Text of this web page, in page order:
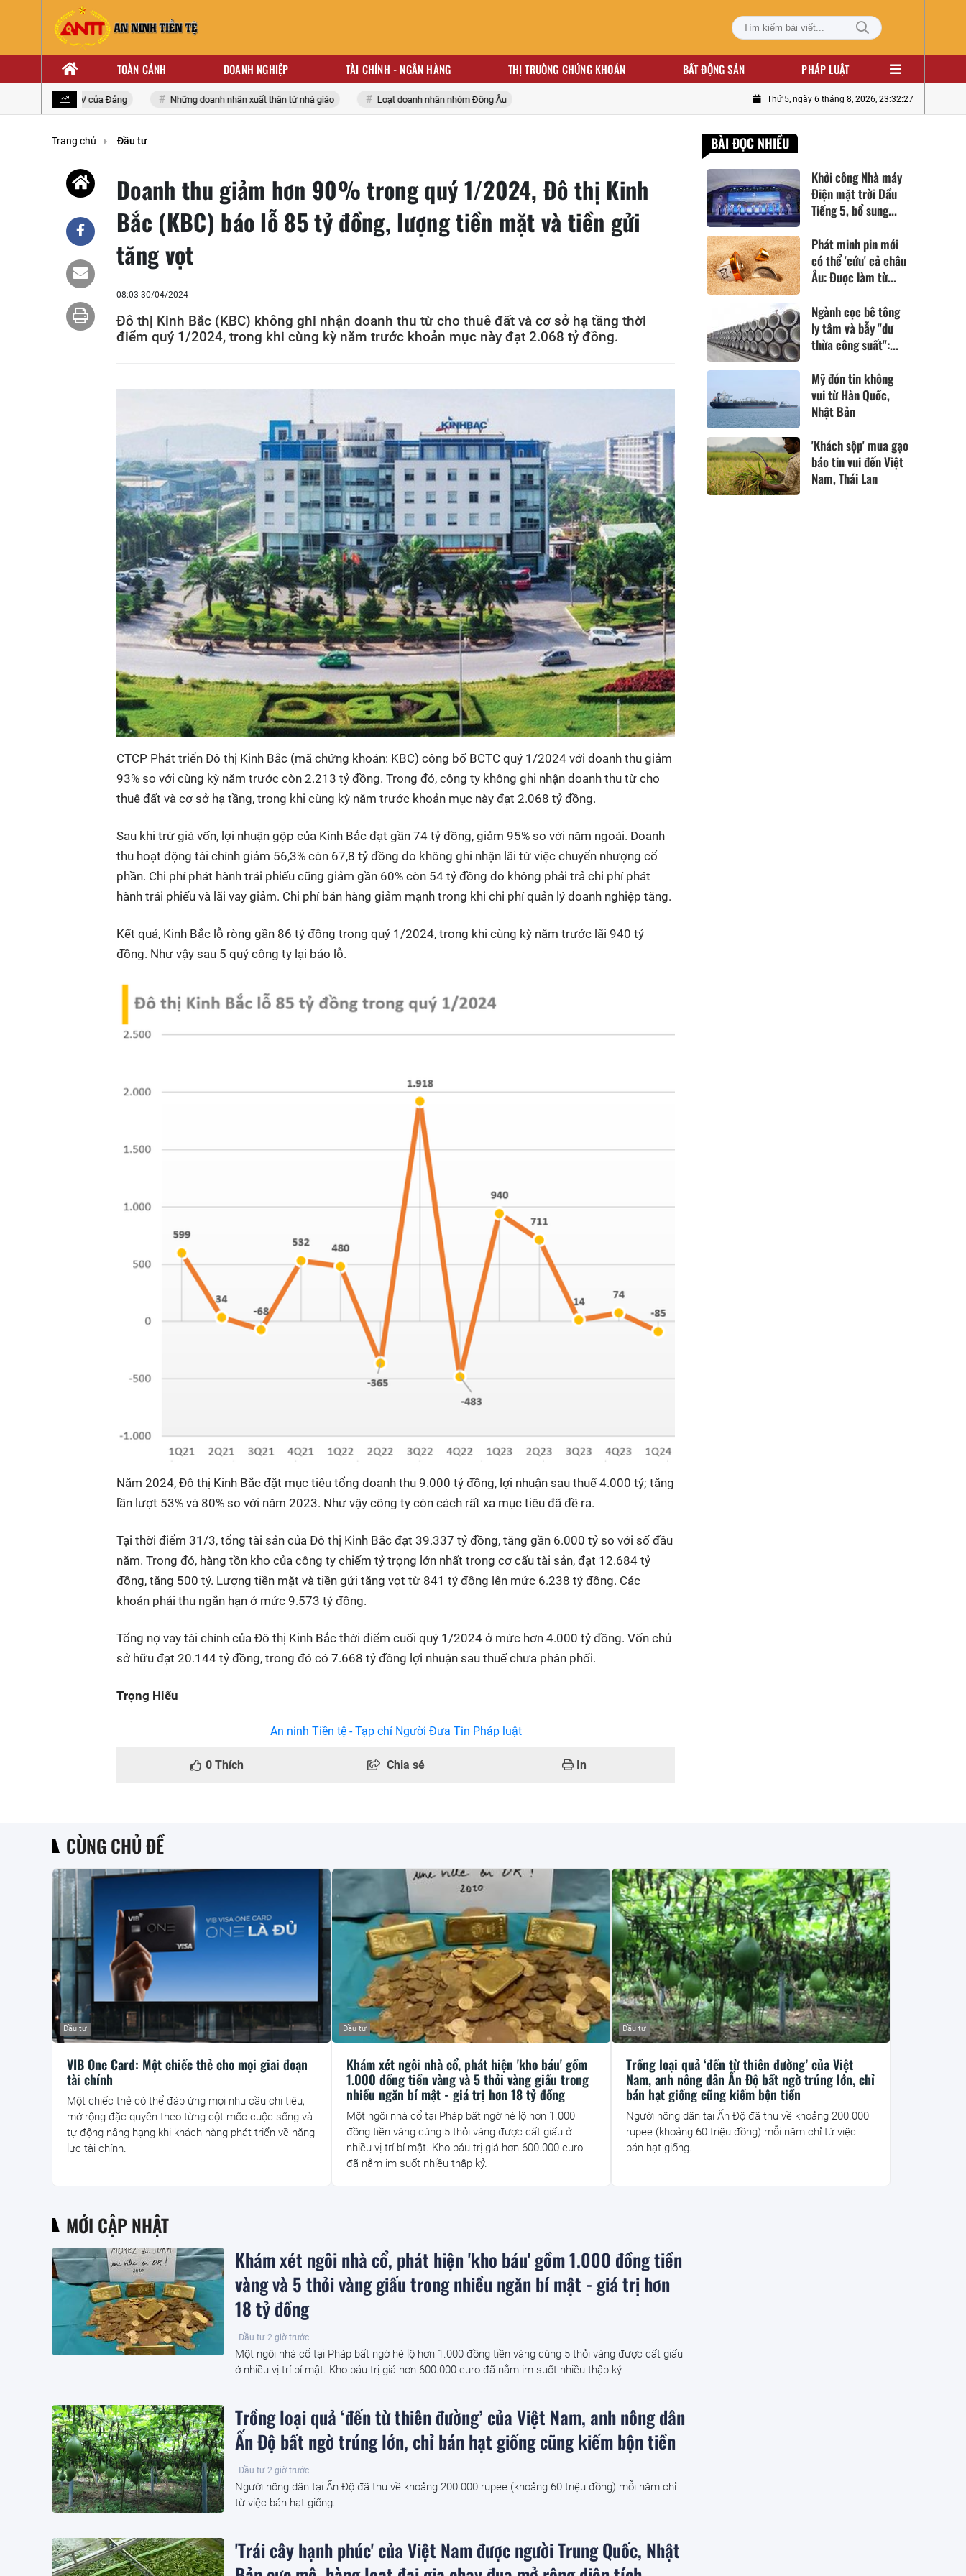
TOÀN CẢNH DOANH NGHIỆP TÀI CHÍNH - NGÂN HÀNG THỊ TRƯỜNG CHỨNG KHOÁN BẤT ĐỘNG SẢN PHÁP LUẬT
lần thứ XIV của Đảng Những doanh nhân xuất thân từ nhà giáo Loạt doanh nhân nhóm Đông Âu Thứ 5, ngày 6 tháng 8, 2026, 23:32:28
Trang chủ Đầu tư
Doanh thu giảm hơn 90% trong quý 1/2024, Đô thị Kinh
Bắc (KBC) báo lỗ 85 tỷ đồng, lượng tiền mặt và tiền gửi
tăng vọt
08:03 30/04/2024
Đô thị Kinh Bắc (KBC) không ghi nhận doanh thu từ cho thuê đất và cơ sở hạ tầng thời
điểm quý 1/2024, trong khi cùng kỳ năm trước khoản mục này đạt 2.068 tỷ đồng.
CTCP Phát triển Đô thị Kinh Bắc (mã chứng khoán: KBC) công bố BCTC quý 1/2024 với doanh thu giảm
93% so với cùng kỳ năm trước còn 2.213 tỷ đồng. Trong đó, công ty không ghi nhận doanh thu từ cho
thuê đất và cơ sở hạ tầng, trong khi cùng kỳ năm trước khoản mục này đạt 2.068 tỷ đồng.
Sau khi trừ giá vốn, lợi nhuận gộp của Kinh Bắc đạt gần 74 tỷ đồng, giảm 95% so với năm ngoái. Doanh
thu hoạt động tài chính giảm 56,3% còn 67,8 tỷ đồng do không ghi nhận lãi từ việc chuyển nhượng cổ
phần. Chi phí phát hành trái phiếu cũng giảm gần 60% còn 54 tỷ đồng do không phải trả chi phí phát
hành trái phiếu và lãi vay giảm. Chi phí bán hàng giảm mạnh trong khi chi phí quản lý doanh nghiệp tăng.
Kết quả, Kinh Bắc lỗ ròng gần 86 tỷ đồng trong quý 1/2024, trong khi cùng kỳ năm trước lãi 940 tỷ
đồng. Như vậy sau 5 quý công ty lại báo lỗ.
Năm 2024, Đô thị Kinh Bắc đặt mục tiêu tổng doanh thu 9.000 tỷ đồng, lợi nhuận sau thuế 4.000 tỷ; tăng
lần lượt 53% và 80% so với năm 2023. Như vậy công ty còn cách rất xa mục tiêu đã đề ra.
Tại thời điểm 31/3, tổng tài sản của Đô thị Kinh Bắc đạt 39.337 tỷ đồng, tăng gần 6.000 tỷ so với số đầu
năm. Trong đó, hàng tồn kho của công ty chiếm tỷ trọng lớn nhất trong cơ cấu tài sản, đạt 12.684 tỷ
đồng, tăng 500 tỷ. Lượng tiền mặt và tiền gửi tăng vọt từ 841 tỷ đồng lên mức 6.238 tỷ đồng. Các
khoản phải thu ngắn hạn ở mức 9.573 tỷ đồng.
Tổng nợ vay tài chính của Đô thị Kinh Bắc thời điểm cuối quý 1/2024 ở mức hơn 4.000 tỷ đồng. Vốn chủ
sở hữu đạt 20.144 tỷ đồng, trong đó có 7.668 tỷ đồng lợi nhuận sau thuế chưa phân phối.
Trọng Hiếu
An ninh Tiền tệ - Tạp chí Người Đưa Tin Pháp luật
0 Thích Chia sẻ In
BÀI ĐỌC NHIỀU
Khởi công Nhà máy
Điện mặt trời Dầu
Tiếng 5, bổ sung...
Phát minh pin mới
có thể 'cứu' cả châu
Âu: Được làm từ...
Ngành cọc bê tông
ly tâm và bẫy "dư
thừa công suất":...
Mỹ đón tin không
vui từ Hàn Quốc,
Nhật Bản
'Khách sộp' mua gạo
báo tin vui đến Việt
Nam, Thái Lan
CÙNG CHỦ ĐỀ
VIB One Card: Một chiếc thẻ cho mọi giai đoạn
tài chính
Đầu tư
Một chiếc thẻ có thể đáp ứng mọi nhu cầu chi tiêu,
mở rộng đặc quyền theo từng cột mốc cuộc sống và
tự động nâng hạng khi khách hàng phát triển về năng
lực tài chính.
Khám xét ngôi nhà cổ, phát hiện 'kho báu' gồm
1.000 đồng tiền vàng và 5 thỏi vàng giấu trong
nhiều ngăn bí mật - giá trị hơn 18 tỷ đồng
Đầu tư
Một ngôi nhà cổ tại Pháp bất ngờ hé lộ hơn 1.000
đồng tiền vàng cùng 5 thỏi vàng được cất giấu ở
nhiều vị trí bí mật. Kho báu trị giá hơn 600.000 euro
đã nằm im suốt nhiều thập kỷ.
Trồng loại quả ‘đến từ thiên đường’ của Việt
Nam, anh nông dân Ấn Độ bất ngờ trúng lớn, chỉ
bán hạt giống cũng kiếm bộn tiền
Đầu tư
Người nông dân tại Ấn Độ đã thu về khoảng 200.000
rupee (khoảng 60 triệu đồng) mỗi năm chỉ từ việc
bán hạt giống.
MỚI CẬP NHẬT
Khám xét ngôi nhà cổ, phát hiện 'kho báu' gồm 1.000 đồng tiền
vàng và 5 thỏi vàng giấu trong nhiều ngăn bí mật - giá trị hơn
18 tỷ đồng
Đầu tư 2 giờ trước
Một ngôi nhà cổ tại Pháp bất ngờ hé lộ hơn 1.000 đồng tiền vàng cùng 5 thỏi vàng được cất giấu
ở nhiều vị trí bí mật. Kho báu trị giá hơn 600.000 euro đã nằm im suốt nhiều thập kỷ.
Trồng loại quả ‘đến từ thiên đường’ của Việt Nam, anh nông dân
Ấn Độ bất ngờ trúng lớn, chỉ bán hạt giống cũng kiếm bộn tiền
Đầu tư 2 giờ trước
Người nông dân tại Ấn Độ đã thu về khoảng 200.000 rupee (khoảng 60 triệu đồng) mỗi năm chỉ
từ việc bán hạt giống.
'Trái cây hạnh phúc' của Việt Nam được người Trung Quốc, Nhật